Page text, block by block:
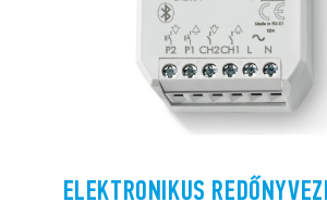
ELEKTRONIKUS